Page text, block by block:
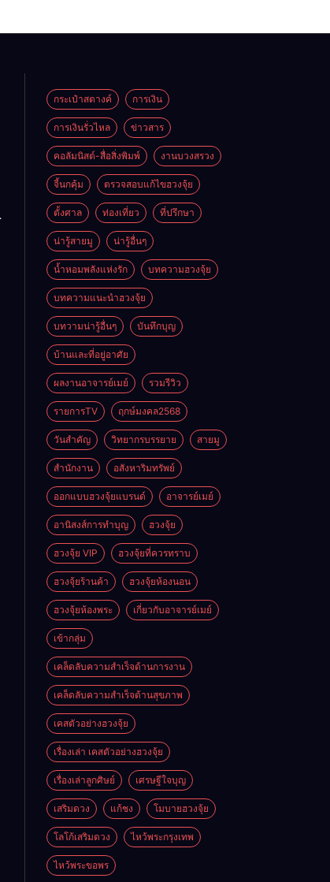
กระเป๋าสตางค์ การเงิน
การเงินรั่วไหล ข่าวสาร
คอลัมนิสต์-สื่อสิ่งพิมพ์ งานบวงสรวง
จี้นกคุ้ม ตรวจสอบแก้ไขฮวงจุ้ย
ตั้งศาล ท่องเที่ยว ที่ปรึกษา
น่ารู้สายมู น่ารู้อื่นๆ
น้ำหอมพลังแห่งรัก บทความฮวงจุ้ย
บทความแนะนำฮวงจุ้ย
บทวามน่ารู้อื่นๆ บันทึกบุญ
บ้านและที่อยู่อาศัย
ผลงานอาจารย์เมย์ รวมรีวิว
รายการTV ฤกษ์มงคล2568
วันสำคัญ วิทยากรบรรยาย สายมู
สำนักงาน อสังหาริมทรัพย์
ออกแบบฮวงจุ้ยแบรนด์ อาจารย์เมย์
อานิสงส์การทำบุญ ฮวงจุ้ย
ฮวงจุ้ย VIP ฮวงจุ้ยที่ควรทราบ
ฮวงจุ้ยร้านค้า ฮวงจุ้ยห้องนอน
ฮวงจุ้ยห้องพระ เกี่ยวกับอาจารย์เมย์
เข้ากลุ่ม
เคล็ดลับความสำเร็จด้านการงาน
เคล็ดลับความสำเร็จด้านสุขภาพ
เคสตัวอย่างฮวงจุ้ย
เรื่องเล่า เคสตัวอย่างฮวงจุ้ย
เรื่องเล่าลูกศิษย์ เศรษฐีใจบุญ
เสริมดวง แก้ชง โมบายฮวงจุ้ย
โลโก้เสริมดวง ไหว้พระกรุงเทพ
ไหว้พระขอพร